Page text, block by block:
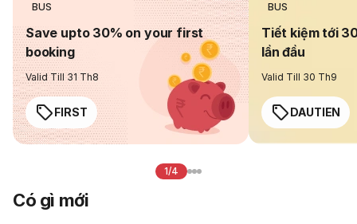
BUS
Save upto 30% on your first
booking
Valid Till 31 Th8
FIRST
BUS
Tiết kiệm tới
lần đầu
Valid Till 30 Th9
DAUTIEN
1/4
Có gì mới